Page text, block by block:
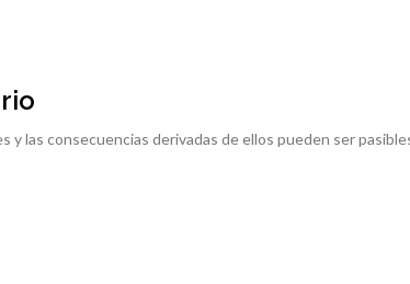
las consecuencias derivadas de ellos pueden ser